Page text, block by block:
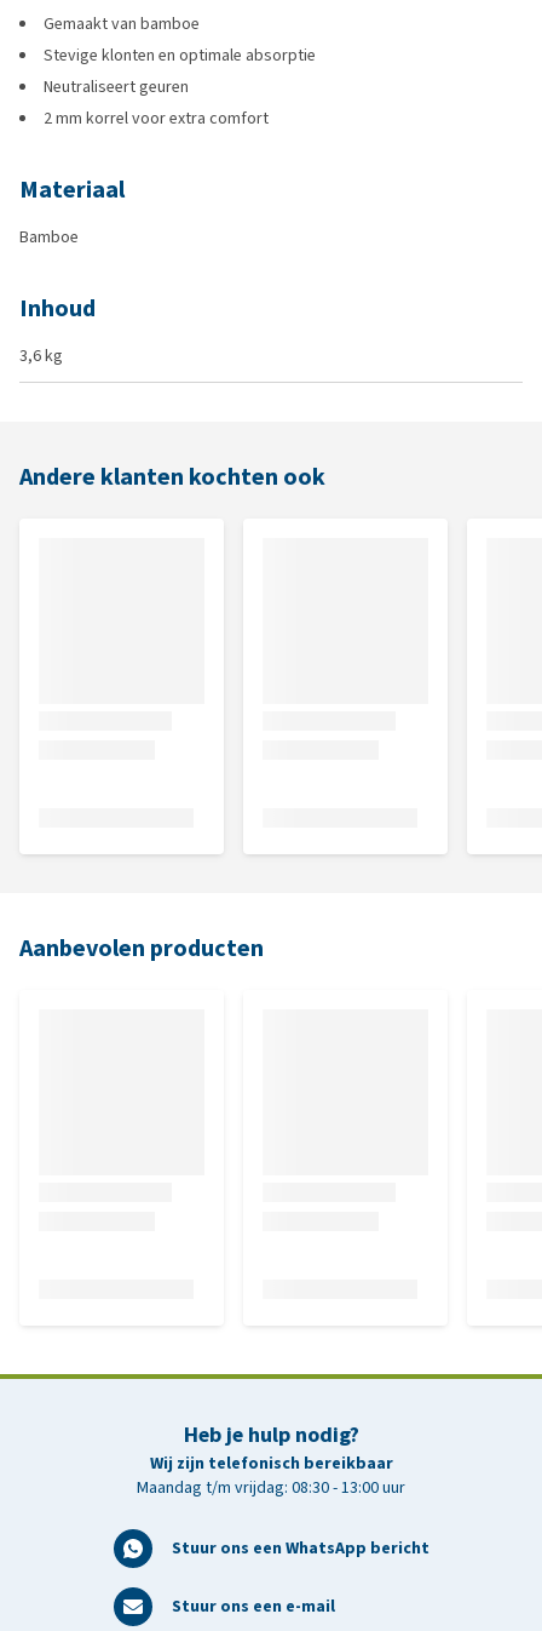
Gemaakt van bamboe
Stevige klonten en optimale absorptie
Neutraliseert geuren
2 mm korrel voor extra comfort
Materiaal
Bamboe
Inhoud
3,6 kg
Andere klanten kochten ook
Aanbevolen producten
Heb je hulp nodig?
Wij zijn telefonisch bereikbaar
Maandag t/m vrijdag: 08:30 - 13:00 uur
Stuur ons een WhatsApp bericht
Stuur ons een e-mail